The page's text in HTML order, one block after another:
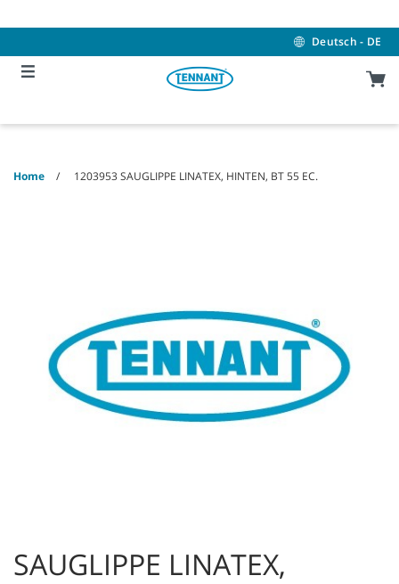
to
to
menu
Deutsch - DE
Home 1203953 SAUGLIPPE LINATEX, HINTEN, BT 55 EC.
SAUGLIPPE LINATEX,